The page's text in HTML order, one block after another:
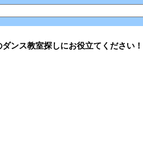
ンス教室探しにお役立てください！